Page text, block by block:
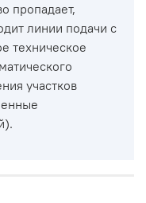
пропадает,
линии подачи с
техническое
участков